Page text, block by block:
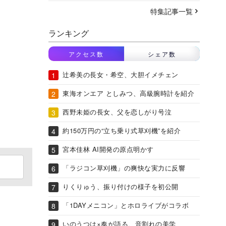
特集記事一覧
ランキング
アクセス数 シェア数
辻希美の長女・希空、大胆イメチェン
東海オンエア としみつ、高級腕時計を紹介
西野未姫の長女、父を恋しがり号泣
約150万円の“立ち乗り式草刈機”を紹介
宮本佳林 AI開発の原点明かす
「ラジコン草刈機」の爽快な実力に反響
りくりゅう、振り付けの様子を初公開
「1DAYメニコン」とホロライブがコラボ
いのうつは×奏が語る、音割れの美学